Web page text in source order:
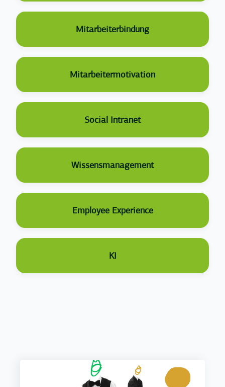
Mitarbeiterbindung
Mitarbeitermotivation
Social Intranet
Wissensmanagement
Employee Experience
KI